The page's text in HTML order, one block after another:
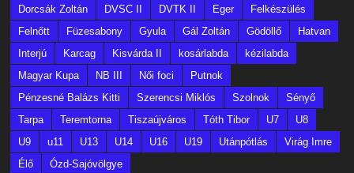
Dorcsák Zoltán
DVSC II DVTK II Eger
Felkészülés
Felnőtt
Füzesabony Gyula Gál Zoltán Gödöllő
Hatvan
Interjú
Karcag Kisvárda II kosárlabda
kézilabda
Magyar Kupa
NB III Női foci
Putnok
Pénzesné Balázs Kitti
Szerencsi Miklós Szolnok
Sényő
Tarpa
Teremtorna Tiszaújváros Tóth Tibor U7
U8
U9
u11 U13 U14 U16 U19 Utánpótlás
Virág Imre
Élő
Ózd-Sajóvölgye